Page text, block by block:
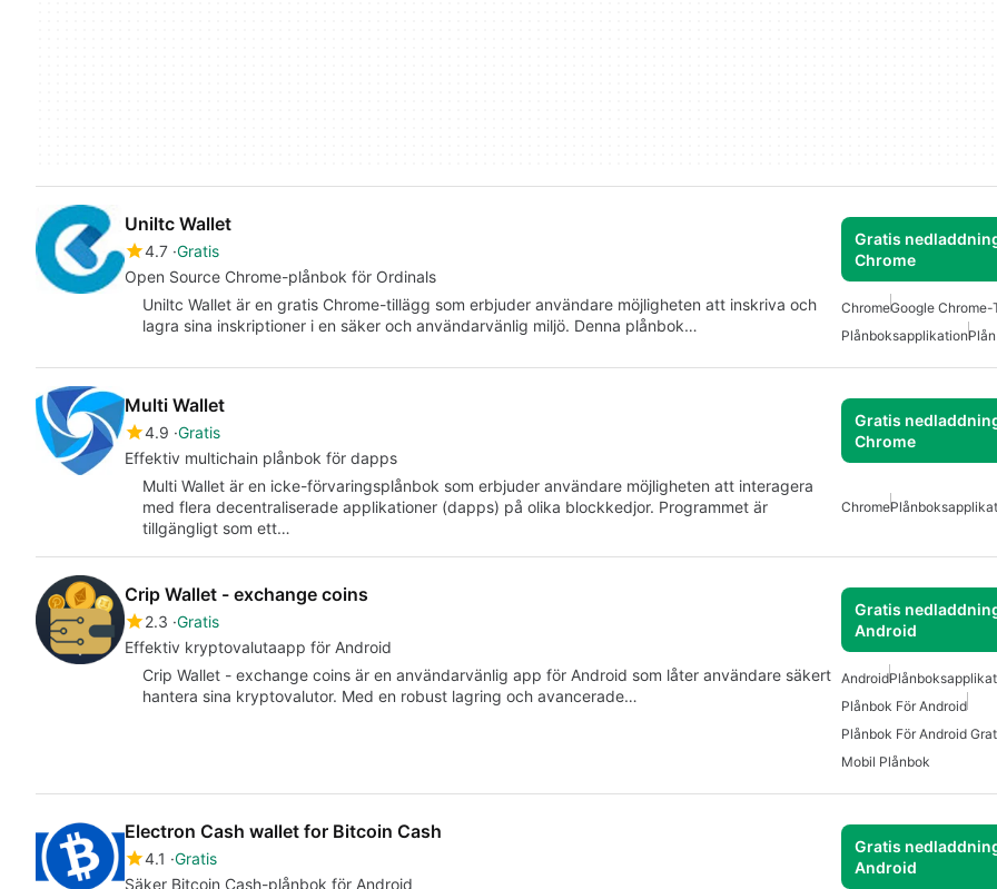
Uniltc Wallet
4.7 Gratis
Open Source Chrome-plånbok för Ordinals
Gratis
Chrome
Uniltc Wallet är en gratis Chrome-tillägg som erbjuder användare möjligheten att inskriva och
lagra sina inskriptioner i en säker och användarvänlig miljö. Denna plånbok…
ChromeGoogle Chrome-
Plånboksapplikation
Multi Wallet
4.9 Gratis
Effektiv multichain plånbok för dapps
Gratis
Chrome
Multi Wallet är en icke-förvaringsplånbok som erbjuder användare möjligheten att interagera
med flera decentraliserade applikationer (dapps) på olika blockkedjor. Programmet är
tillgängligt som ett…
Chrome
Crip Wallet - exchange coins
2.3 Gratis
Effektiv kryptovalutaapp för Android
Gratis
Android
Crip Wallet - exchange coins är en användarvänlig app för Android som låter användare säkert
hantera sina kryptovalutor. Med en robust lagring och avancerade…
Android
Plånbok För Android
Plånbok För Android
Mobil Plånbok
Electron Cash wallet for Bitcoin Cash
4.1 Gratis
Säker Bitcoin Cash-plånbok för Android
Gratis
Android